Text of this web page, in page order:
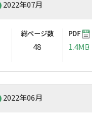
2022年07月
総ページ数
48
PDF
1.4MB
2022年06月